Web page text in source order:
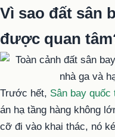
Vì sao đất sân
được quan
Trước hết, Sân bay quốc
án hạ tầng hàng không
cỡ đi vào khai thác, nó